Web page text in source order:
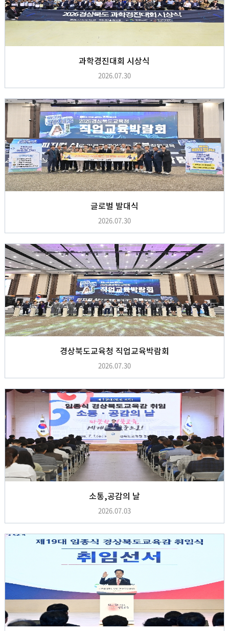
과학경진대회 시상식
2026.07.30
글로벌 발대식
2026.07.30
경상북도교육청 직업교육박람회
2026.07.30
소통,공감의 날
2026.07.03